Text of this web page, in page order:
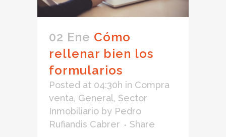
02 Ene Cómo
rellenar bien los
formularios
Posted at 04:30h in Compra
venta, General, Sector
Inmobiliario by Pedro
Rufiandis Cabrer
Share